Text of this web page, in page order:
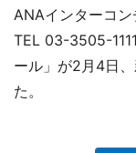
ANAインターコン
TEL 03-3505-
ール」が2月4日
た。